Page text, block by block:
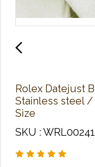
Rolex Datejust
Stainless steel /
Size
SKU : WRL00241